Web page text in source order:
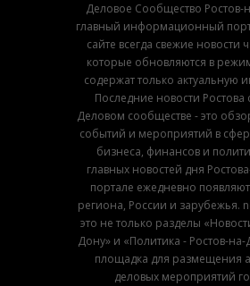
Деловое Сообщество Ростов-
главный информационный
сайте всегда свежие новости
которые обновляются в
содержат только актуальную
Последние новости Ростова
Деловом сообществе - это
событий и мероприятий в
бизнеса, финансов и
главных новостей дня
портале ежедневно
региона, России и зарубежья.
это не только разделы
Дону» и «Политика - Ростов-на-
площадка для размещения
деловых мероприятий